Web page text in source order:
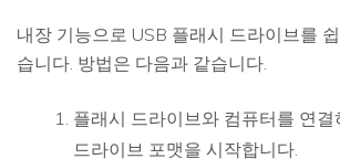
내장 기능으로 USB 플래시 드라이브를
습니다. 방법은 다음과 같습니다.
플래시 드라이브와 컴퓨터를 연결
드라이브 포맷을 시작합니다.